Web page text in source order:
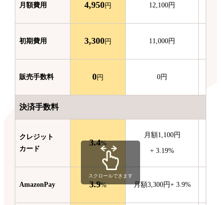
月額費用 4,950円 12,100円
初期費用 3,300円 11,000円
販売手数料 0円 0円
決済手数料
クレジット
カード
3.4%
月額1,100円
+3.19%
AmazonPay 3.9% 月額3,300円+ 3.9%
スクロールできます